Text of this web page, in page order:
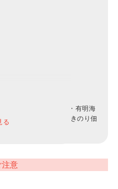
児島県産鰹節(2g×3）・有明海
ろ油漬け70g×各1、焼きのり佃
注意